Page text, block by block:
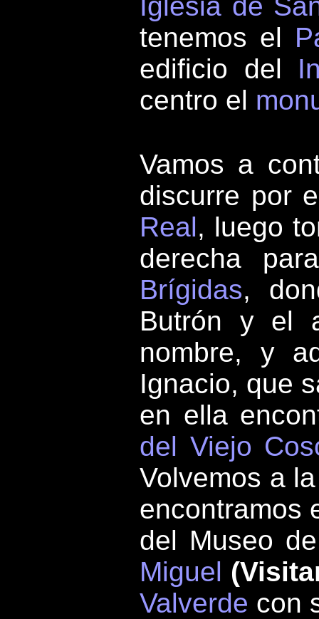
tenemos el
edificio del
centro el
Vamos a
discurre por
Real, luego
derecha
Brígidas,
Butrón y el
nombre, y
Ignacio, que
en ella
del Viejo
Volvemos a
encontramos
del Museo
Miguel
Valverde con